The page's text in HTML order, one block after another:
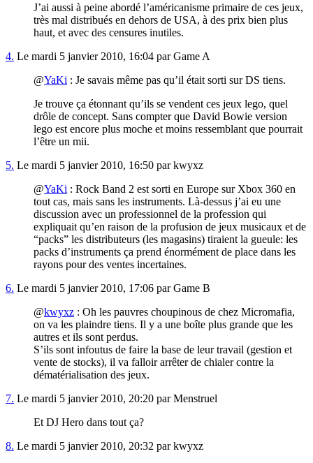
J’ai aussi à peine abordé l’américanisme primaire de ces jeux,
très mal distribués en dehors de USA, à des prix bien plus
haut, et avec des censures inutiles.
4. Le mardi 5 janvier 2010, 16:04 par Game A
@YaKi : Je savais même pas qu’il était sorti sur DS tiens.
Je trouve ça étonnant qu’ils se vendent ces jeux lego, quel
drôle de concept. Sans compter que David Bowie version
lego est encore plus moche et moins ressemblant que pourrait
l’être un mii.
5. Le mardi 5 janvier 2010, 16:50 par kwyxz
@YaKi : Rock Band 2 est sorti en Europe sur Xbox 360 en
tout cas, mais sans les instruments. Là-dessus j’ai eu une
discussion avec un professionnel de la profession qui
expliquait qu’en raison de la profusion de jeux musicaux et de
“packs” les distributeurs (les magasins) tiraient la gueule: les
packs d’instruments ça prend énormément de place dans les
rayons pour des ventes incertaines.
6. Le mardi 5 janvier 2010, 17:06 par Game B
@kwyxz : Oh les pauvres choupinous de chez Micromafia,
on va les plaindre tiens. Il y a une boîte plus grande que les
autres et ils sont perdus.
S’ils sont infoutus de faire la base de leur travail (gestion et
vente de stocks), il va falloir arrêter de chialer contre la
dématérialisation des jeux.
7. Le mardi 5 janvier 2010, 20:20 par Menstruel
Et DJ Hero dans tout ça?
8. Le mardi 5 janvier 2010, 20:32 par kwyxz